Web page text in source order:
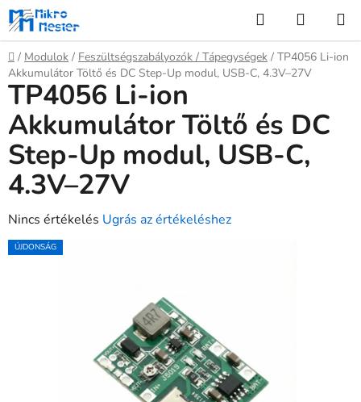
Ugrás
fő
tartalomhoz
KeresésKOSÁR
Kezdőlap
/ Modulok / Feszültségszabályozók / Tápegységek / TP4056 Li-ion
Akkumulátor Töltő és DC Step-Up modul, USB-C, 4.3V–27V
TP4056 Li-ion
Akkumulátor Töltő és DC
Step-Up modul, USB-C,
4.3V–27V
A
termék
Nincs értékelés Ugrás az értékeléshez
ÚJDONSÁG